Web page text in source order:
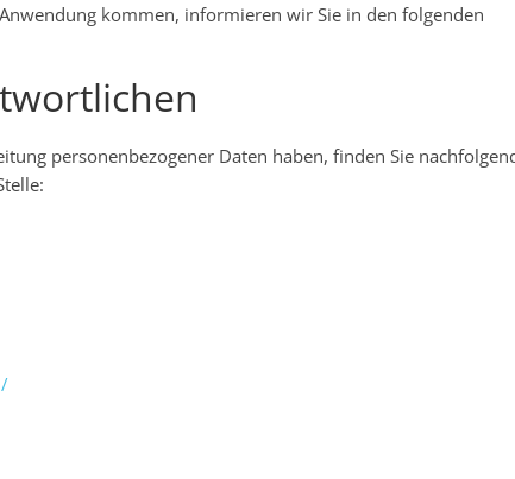
kommen, informieren wir Sie in den folgenden
personenbezogener Daten haben, finden Sie